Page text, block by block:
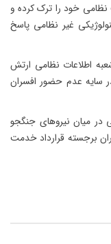
خود را ترک کرده و
غیر نظامی پاسخ
«8200» وابسته به شعبه اطلاعات نظامی ارتش
سایه عدم حضور افسران
در میان نیروهای جنگجو
40 درصد از افسران برجسته قرارداد خدمت